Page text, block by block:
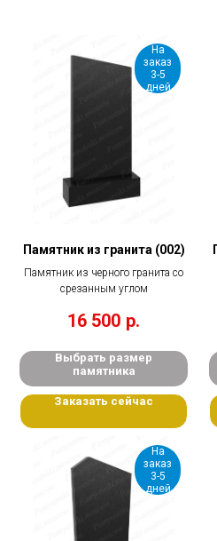
На
заказ
3-5
дней
Памятник из гранита (002)
Памятник из черного гранита со
срезанным углом
16 500 р.
Выбрать размер
памятника
Заказать сейчас
На
заказ
3-5
дней